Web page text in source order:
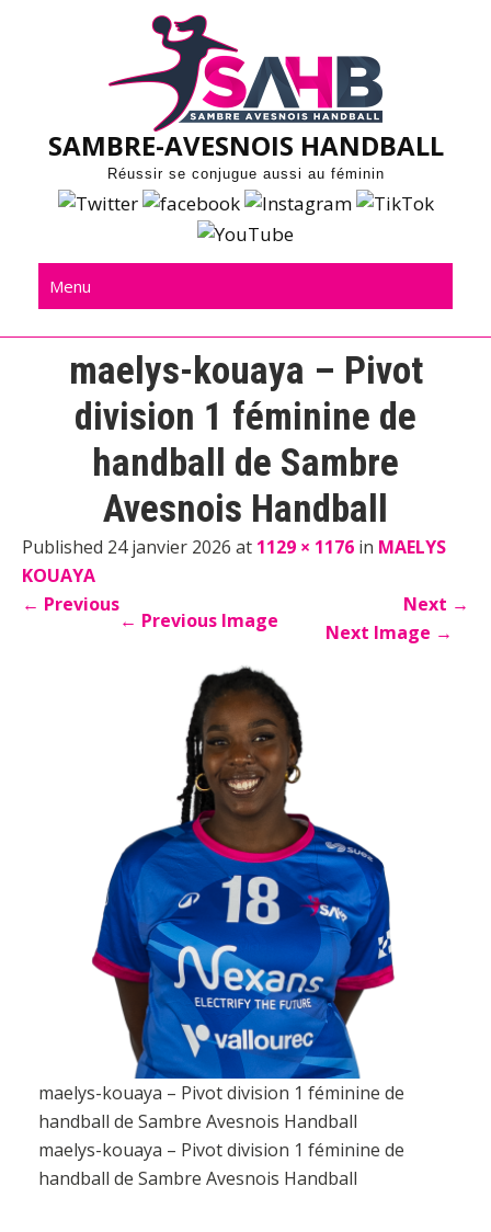
SAMBRE-AVESNOIS HANDBALL
Réussir se conjugue aussi au féminin
Menu
maelys-kouaya – Pivot
division 1 féminine de
handball de Sambre
Avesnois Handball
Published 24 janvier 2026 at 1129 × 1176 in MAELYS
KOUAYA
← Previous Next →
← Previous Image Next Image →
maelys-kouaya – Pivot division 1 féminine de
handball de Sambre Avesnois Handball
maelys-kouaya – Pivot division 1 féminine de
handball de Sambre Avesnois Handball